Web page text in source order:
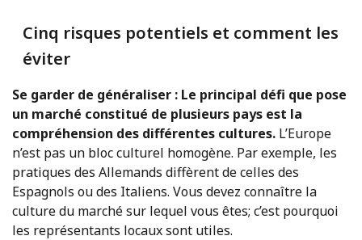
Cinq risques potentiels et comment les
éviter
Se garder de généraliser : Le principal défi que pose
un marché constitué de plusieurs pays est la
compréhension des différentes cultures. L’Europe
n’est pas un bloc culturel homogène. Par exemple, les
pratiques des Allemands diffèrent de celles des
Espagnols ou des Italiens. Vous devez connaître la
culture du marché sur lequel vous êtes; c’est pourquoi
les représentants locaux sont utiles.